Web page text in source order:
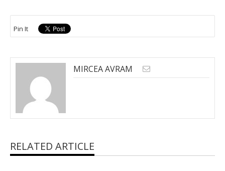
Pin It
MIRCEA AVRAM
RELATED ARTICLE